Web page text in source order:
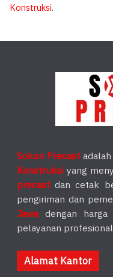
Konstruksi.
Sokon Precast
Konstruksi yang
precast dan cetak
pengiriman dan
Jawadengan harga
pelayanan
Alamat Kantor